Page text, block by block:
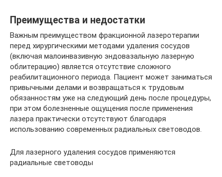
Преимущества и недостатки
Важным преимуществом фракционной лазеротерапии
перед хирургическими методами удаления сосудов
(включая малоинвазивную эндовазальную лазерную
облитерацию) является отсутствие сложного
реабилитационного периода. Пациент может заниматься
привычными делами и возвращаться к трудовым
обязанностям уже на следующий день после процедуры,
при этом болезненные ощущения после применения
лазера практически отсутствуют благодаря
использованию современных радиальных световодов.
Для лазерного удаления сосудов применяются
радиальные световоды